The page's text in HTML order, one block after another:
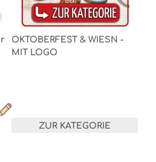
OKTOBERFEST & WIESN -
MIT LOGO
ZUR KATEGORIE